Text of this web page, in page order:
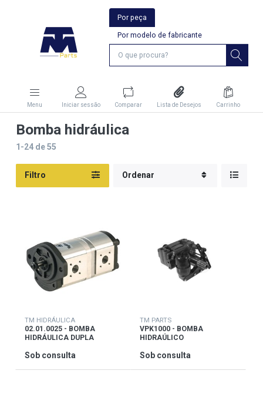
Por peça
Por modelo de fabricante
Menu Iniciar sessão Comparar Lista de Desejos Carrinho
Bomba hidráulica
1-24de55
Filtro Ordenar
TM HIDRÁULICA
02.01.0025 - BOMBA
HIDRÁULICA DUPLA
Sob consulta
TM PARTS
VPK1000 - BOMBA
HIDRAÚLICO
Sob consulta